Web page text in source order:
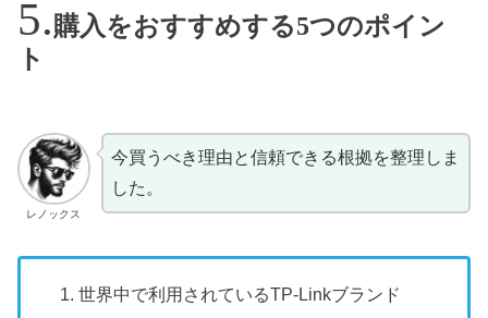
購入をおすすめする5つのポイン
ト
レノックス
今買うべき理由と信頼できる根拠を整理しま
した。
世界中で利用されているTP-Linkブランド